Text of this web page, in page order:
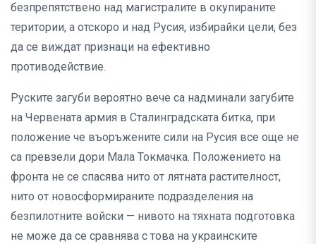
безпрепятствено над магистралите в окупираните
територии, а отскоро и над Русия, избирайки цели, без
да се виждат признаци на ефективно
противодействие.
Руските загуби вероятно вече са надминали загубите
на Червената армия в Сталинградската битка, при
положение че въоръжените сили на Русия все още не
са превзели дори Мала Токмачка. Положението на
фронта не се спасява нито от лятната растителност,
нито от новосформираните подразделения на
безпилотните войски — нивото на тяхната подготовка
не може да се сравнява с това на украинските